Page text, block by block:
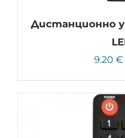
Дистанционно
9.20 €